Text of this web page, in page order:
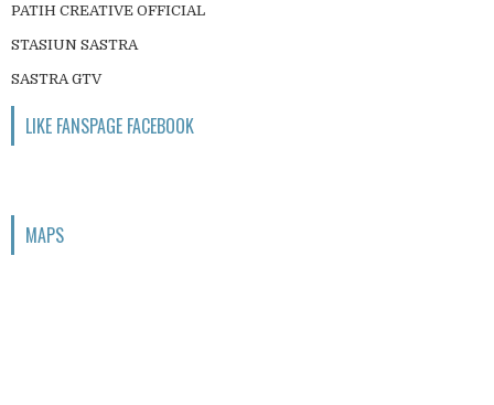
PATIH CREATIVE OFFICIAL
STASIUN SASTRA
SASTRA GTV
LIKE FANSPAGE FACEBOOK
MAPS